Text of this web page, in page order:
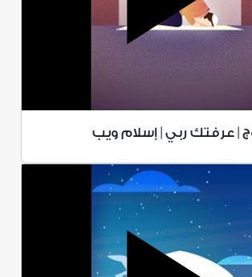
| عرفتك ربي | إسلام ويب